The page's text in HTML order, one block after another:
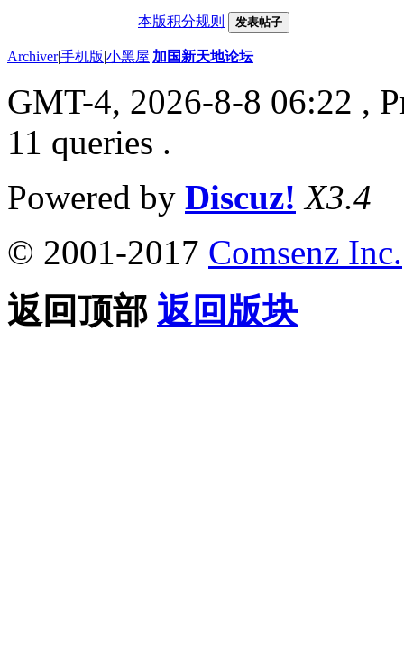
本版积分规则 发表帖子
Archiver|手机版|小黑屋|加国新天地论坛
GMT-4, 2026-8-8 06:22 ,
11 queries .
Powered by Discuz! X3.4
© 2001-2017 Comsenz Inc.
返回顶部 返回版块